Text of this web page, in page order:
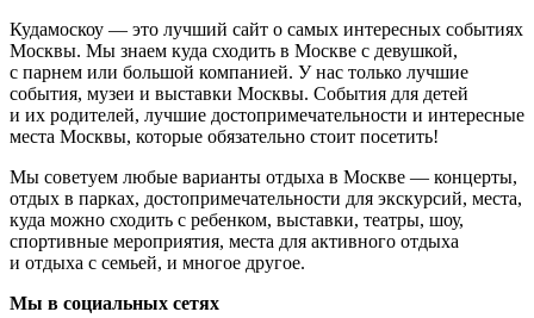
Кудамоскоу — это лучший сайт о самых интересных событиях
Москвы. Мы знаем куда сходить в Москве с девушкой,
с парнем или большой компанией. У нас только лучшие
события, музеи и выставки Москвы. События для детей
и их родителей, лучшие достопримечательности и интересные
места Москвы, которые обязательно стоит посетить!
Мы советуем любые варианты отдыха в Москве — концерты,
отдых в парках, достопримечательности для экскурсий, места,
куда можно сходить с ребенком, выставки, театры, шоу,
спортивные мероприятия, места для активного отдыха
и отдыха с семьей, и многое другое.
Мы в социальных сетях